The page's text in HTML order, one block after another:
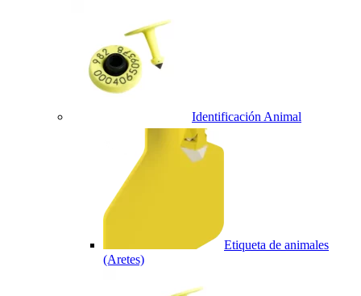
Identificación Animal
Etiqueta de animales
(Aretes)